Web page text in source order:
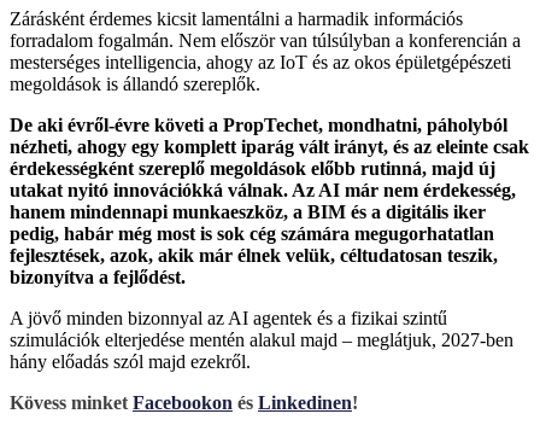
Zárásként érdemes kicsit lamentálni a harmadik információs
forradalom fogalmán. Nem először van túlsúlyban a konferencián a
mesterséges intelligencia, ahogy az IoT és az okos épületgépészeti
megoldások is állandó szereplők.
De aki évről-évre követi a PropTechet, mondhatni, páholyból
nézheti, ahogy egy komplett iparág vált irányt, és az eleinte csak
érdekességként szereplő megoldások előbb rutinná, majd új
utakat nyitó innovációkká válnak. Az AI már nem érdekesség,
hanem mindennapi munkaeszköz, a BIM és a digitális iker
pedig, habár még most is sok cég számára megugorhatatlan
fejlesztések, azok, akik már élnek velük, céltudatosan teszik,
bizonyítva a fejlődést.
A jövő minden bizonnyal az AI agentek és a fizikai szintű
szimulációk elterjedése mentén alakul majd – meglátjuk, 2027-ben
hány előadás szól majd ezekről.
Kövess minket Facebookon és Linkedinen!